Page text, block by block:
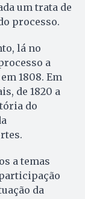
um trata de
processo.
lá no
a
1808. Em
de 1820 a
do
a temas
da